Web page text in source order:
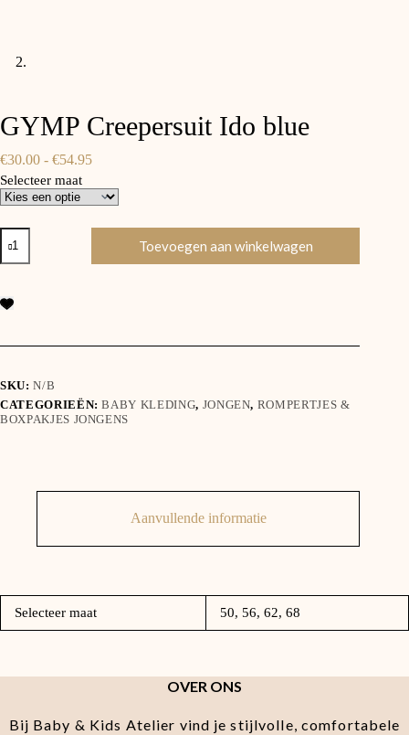
GYMP Creepersuit Ido blue
€30.00 - €54.95Prijsklasse:
tot
€54.95
Selecteer maat
GYMP
Creepersuit
Ido
aantal
Toevoegen aan winkelwagen
SKU:N/B
CATEGORIEËN:BABY KLEDING, JONGEN, ROMPERTJES &
BOXPAKJES JONGENS
Aanvullende informatie
Selecteer maat 50, 56, 62, 68
OVER ONS
Bij Baby & Kids Atelier vind je stijlvolle, comfortabele